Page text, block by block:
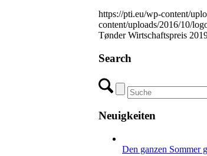
https://pti.eu/wp-content/
content/uploads/2016/10/
Tønder Wirtschaftspreis
Search
Neuigkeiten
Den ganzen Sommer